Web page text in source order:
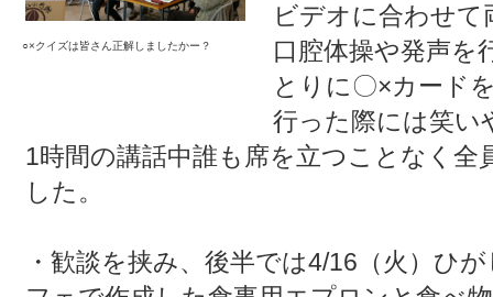
○×クイズは皆さん正解しましたかー？
ビデオに合わせ
口腔体操や発声を
とりに〇×カード
行った際には笑い
1時間の講話中誰も席を立つことなく全
した。
・歓談を挟み、後半では4/16（火）ひ